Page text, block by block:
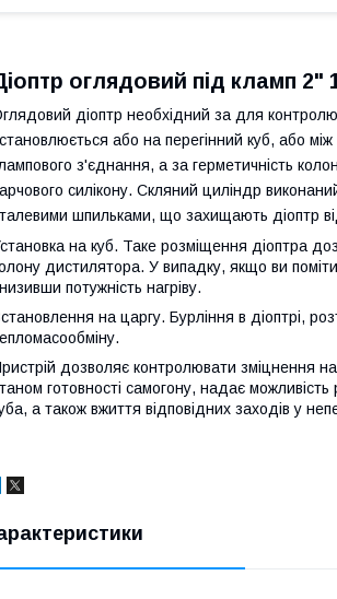
оглядовий під кламп 2"
діоптр необхідний за для
або на перегінний куб, або
з'єднання, а за герметичність
силікону. Скляний циліндр
шпильками, що захищають діоптр
на куб. Таке розміщення діоптра
дистилятора. У випадку, якщо ви
потужність нагріву.
на царгу. Бурління в діоптрі,
дозволяє контролювати зміцнення
готовності самогону, надає
а також вжиття відповідних заходів у